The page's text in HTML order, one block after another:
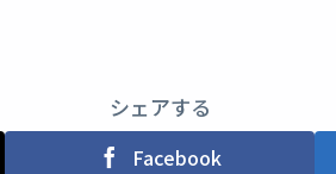
シェアする
Facebook